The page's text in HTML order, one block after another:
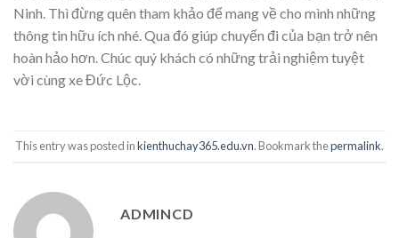
Ninh. Thì đừng quên tham khảo để mang về cho mình những
thông tin hữu ích nhé. Qua đó giúp chuyến đi của bạn trở nên
hoàn hảo hơn. Chúc quý khách có những trải nghiệm tuyệt
vời cùng xe Đức Lộc.
This entry was posted inkienthuchay365.edu.vn. Bookmark thepermalink.
ADMINCD